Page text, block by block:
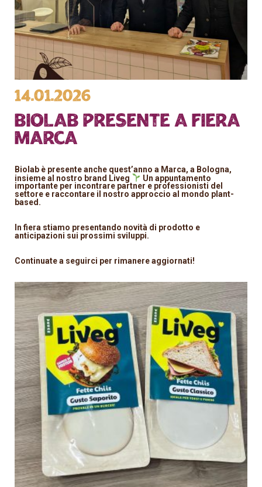
14.01.2026
Biolab presente a Fiera
Marca
Biolab è presente anche quest’anno a Marca, a Bologna,
insieme al nostro brand Liveg
Un appuntamento
importante per incontrare partner e professionisti del
settore e raccontare il nostro approccio al mondo plant-
based.
In fiera stiamo presentando novità di prodotto e
anticipazioni sui prossimi sviluppi.
Continuate a seguirci per rimanere aggiornati!